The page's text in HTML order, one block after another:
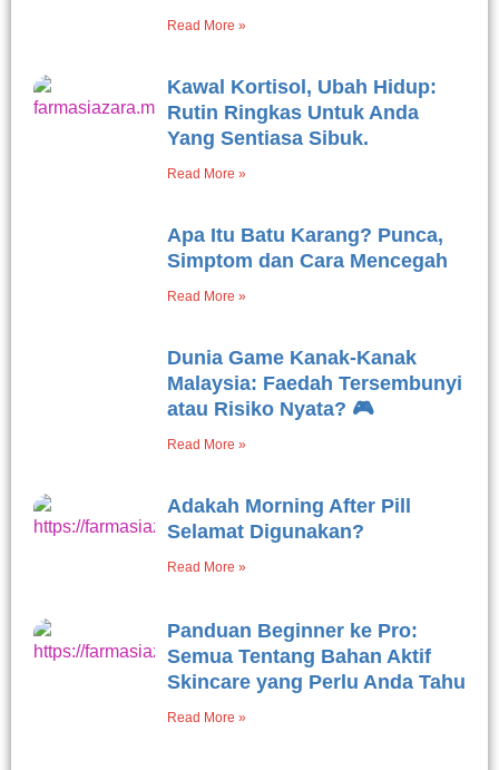
Read More »
Kawal Kortisol, Ubah Hidup:
Rutin Ringkas Untuk Anda
Yang Sentiasa Sibuk.
Read More »
Apa Itu Batu Karang? Punca,
Simptom dan Cara Mencegah
Read More »
Dunia Game Kanak-Kanak
Malaysia: Faedah Tersembunyi
atau Risiko Nyata? 🎮
Read More »
Adakah Morning After Pill
Selamat Digunakan?
Read More »
Panduan Beginner ke Pro:
Semua Tentang Bahan Aktif
Skincare yang Perlu Anda Tahu
Read More »